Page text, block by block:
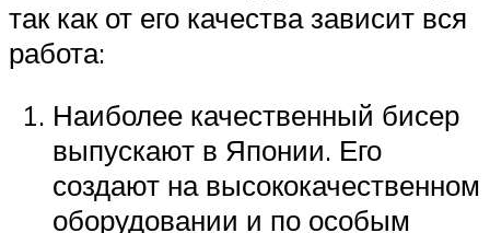
так как от его качества зависит вся
работа:
Наиболее качественный бисер
выпускают в Японии. Его
создают на высококачественном
оборудовании и по особым